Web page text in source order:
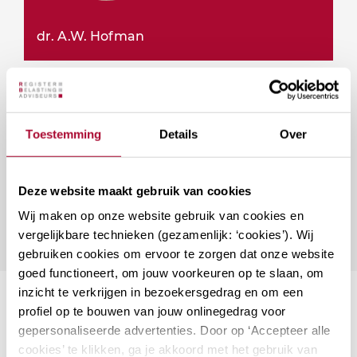
Toestemming Details Over
Deze website maakt gebruik van cookies
Wij maken op onze website gebruik van cookies en
vergelijkbare technieken (gezamenlijk: ‘cookies’). Wij
gebruiken cookies om ervoor te zorgen dat onze website
goed functioneert, om jouw voorkeuren op te slaan, om
inzicht te verkrijgen in bezoekersgedrag en om een
profiel op te bouwen van jouw onlinegedrag voor
gepersonaliseerde advertenties. Door op ‘Accepteer alle
cookies’ te klikken, ga je akkoord met het gebruik van
dr. A.W. Hofman
Vragen over deze cursus?
Suggesties